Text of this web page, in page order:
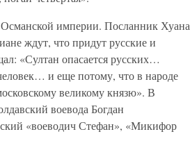
империи. Посланник Хуана
ждут, что придут русские и
«Султан опасается русских…
и еще потому, что в народе
великому князю». В
воевода Богдан
«воеводич Стефан», «Микифор